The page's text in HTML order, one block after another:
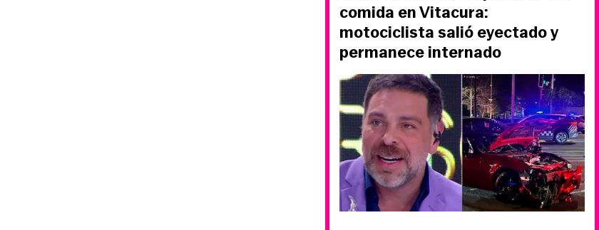
comida en Vitacura:
motociclista salió eyectado y
permanece internado